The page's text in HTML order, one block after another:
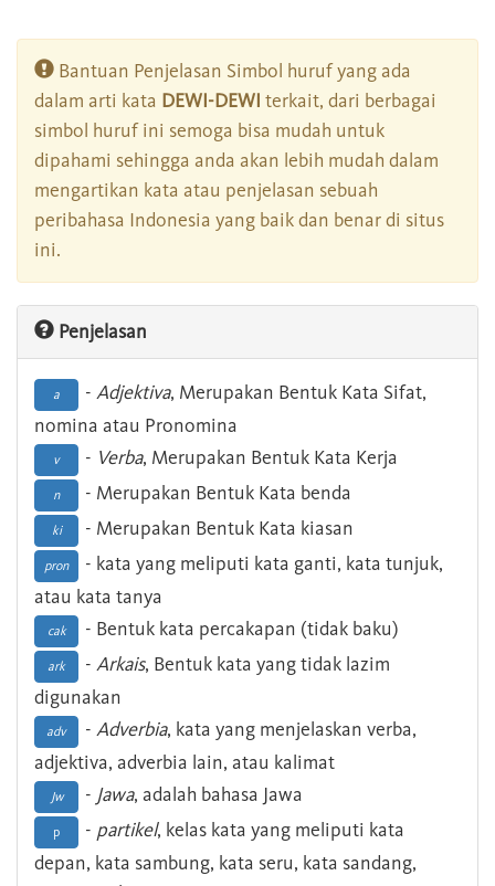
Bantuan Penjelasan Simbol huruf yang ada
dalam arti kata DEWI-DEWI terkait, dari berbagai
simbol huruf ini semoga bisa mudah untuk
dipahami sehingga anda akan lebih mudah dalam
mengartikan kata atau penjelasan sebuah
peribahasa Indonesia yang baik dan benar di situs
ini.
Penjelasan
a - Adjektiva, Merupakan Bentuk Kata Sifat,
nomina atau Pronomina
v - Verba, Merupakan Bentuk Kata Kerja
n - Merupakan Bentuk Kata benda
ki - Merupakan Bentuk Kata kiasan
pron
- kata yang meliputi kata ganti, kata tunjuk,
atau kata tanya
cak - Bentuk kata percakapan (tidak baku)
ark - Arkais, Bentuk kata yang tidak lazim
digunakan
adv - Adverbia, kata yang menjelaskan verba,
adjektiva, adverbia lain, atau kalimat
Jw - Jawa, adalah bahasa Jawa
p - partikel, kelas kata yang meliputi kata
depan, kata sambung, kata seru, kata sandang,